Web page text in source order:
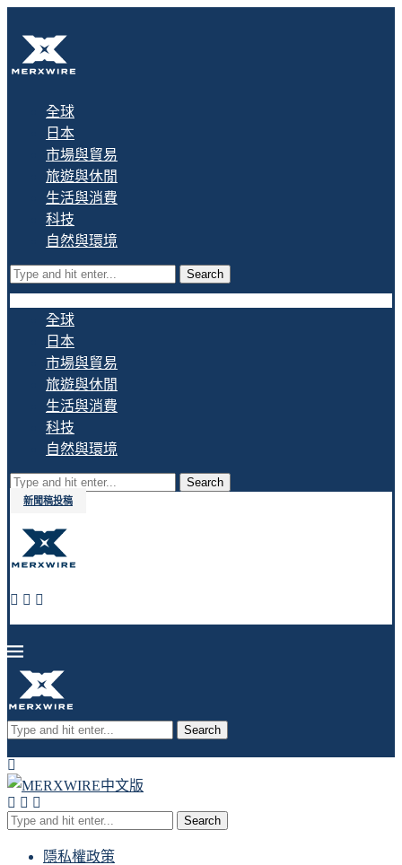
全球
日本
市場與貿易
旅遊與休閒
生活與消費
科技
自然與環境
Search
全球
日本
市場與貿易
旅遊與休閒
生活與消費
科技
自然與環境
Search
新聞稿投稿
Search
Search
隱私權政策